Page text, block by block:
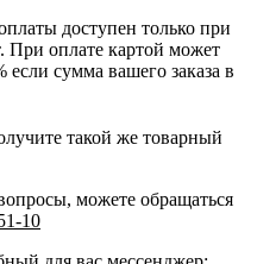
доступен только при
При оплате картой может
если сумма вашего заказа в
такой же товарный
можете обращаться
10